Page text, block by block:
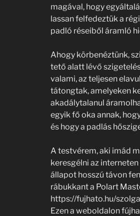
magával, hogy
lassan felfedeztük a
padló réseiből áramló
Ahogy körbenéztünk,
tető alatt lévő
valami, az teljesen
tátongtak, amelyeken
akadálytalanul
egyik fő oka annak,
és hogy a padlás
A testvérem, aki imád
keresgélni az
állapot hosszú távon
rábukkant a Polart
https://fujhato.hu/
Ezen a weboldalon